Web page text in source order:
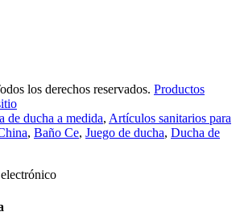
los derechos reservados. Productos
de ducha a medida, Artículos sanitarios para
, Baño Ce, Juego de ducha, Ducha de